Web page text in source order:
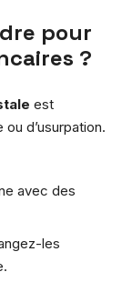
pour
?
est
d’usurpation.
avec des
les